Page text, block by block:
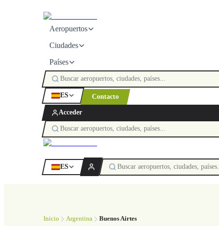
Aeropuertos
Ciudades
Países
ES Contacto
Acceder
ES
Inicio Argentina Buenos Airtes